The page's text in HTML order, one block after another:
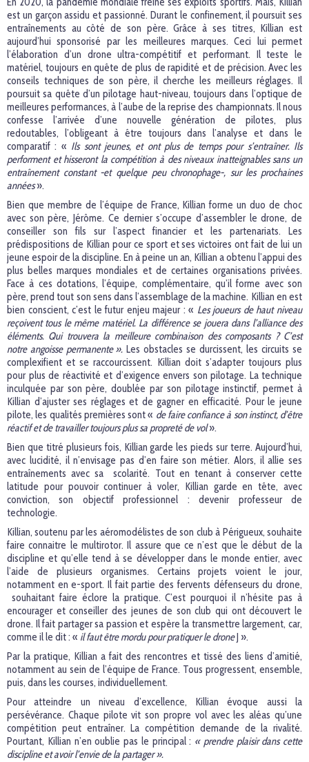
est un garçon assidu et passionné. Durant le confinement, il poursuit ses
entraînements au côté de son père. Grâce à ses titres, Killian est
aujourd’hui sponsorisé par les meilleures marques. Ceci lui permet
l’élaboration d’un drone ultra-compétitif et performant. Il teste le
matériel, toujours en quête de plus de rapidité et de précision. Avec les
conseils techniques de son père, il cherche les meilleurs réglages. Il
poursuit sa quête d’un pilotage haut-niveau, toujours dans l’optique de
meilleures performances, à l’aube de la reprise des championnats. Il nous
confesse l’arrivée d’une nouvelle génération de pilotes, plus
redoutables, l’obligeant à être toujours dans l’analyse et dans le
comparatif : « Ils sont jeunes, et ont plus de temps pour s’entraîner. Ils
performent et hisseront la compétition à des niveaux inatteignables sans un
entraînement constant -et quelque peu chronophage-, sur les prochaines
années».
Bien que membre de l’équipe de France, Killian forme un duo de choc
avec son père, Jérôme. Ce dernier s’occupe d’assembler le drone, de
conseiller son fils sur l’aspect financier et les partenariats. Les
prédispositions de Killian pour ce sport et ses victoires ont fait de lui un
jeune espoir de la discipline. En à peine un an, Killian a obtenu l’appui des
plus belles marques mondiales et de certaines organisations privées.
Face à ces dotations, l’équipe, complémentaire, qu’il forme avec son
père, prend tout son sens dans l’assemblage de la machine. Killian en est
bien conscient, c’est le futur enjeu majeur : « Les joueurs de haut niveau
reçoivent tous le même matériel. La différence se jouera dans l’alliance des
éléments. Qui trouvera la meilleure combinaison des composants ? C’est
notre angoisse permanente ». Les obstacles se durcissent, les circuits se
complexifient et se raccourcissent. Killian doit s’adapter toujours plus
pour plus de réactivité et d’exigence envers son pilotage. La technique
inculquée par son père, doublée par son pilotage instinctif, permet à
Killian d’ajuster ses réglages et de gagner en efficacité. Pour le jeune
pilote, les qualités premières sont « de faire confiance à son instinct, d’être
réactif et de travailler toujours plus sa propreté de vol».
Bien que titré plusieurs fois, Killian garde les pieds sur terre. Aujourd’hui,
avec lucidité, il n’envisage pas d’en faire son métier. Alors, il allie ses
entraînements avec sa scolarité. Tout en tenant à conserver cette
latitude pour pouvoir continuer à voler, Killian garde en tête, avec
conviction, son objectif professionnel : devenir professeur de
technologie.
Killian, soutenu par les aéromodélistes de son club à Périgueux, souhaite
faire connaitre le multirotor. Il assure que ce n’est que le début de la
discipline et qu’elle tend à se développer dans le monde entier, avec
l’aide de plusieurs organismes. Certains projets voient le jour,
notamment en e-sport. Il fait partie des fervents défenseurs du drone,
souhaitant faire éclore la pratique. C’est pourquoi il n’hésite pas à
encourager et conseiller des jeunes de son club qui ont découvert le
drone. Il fait partager sa passion et espère la transmettre largement, car,
comme il le dit : « il faut être mordu pour pratiquer le droneJ ».
Par la pratique, Killian a fait des rencontres et tissé des liens d’amitié,
notamment au sein de l’équipe de France. Tous progressent, ensemble,
puis, dans les courses, individuellement.
Pour atteindre un niveau d’excellence, Killian évoque aussi la
persévérance. Chaque pilote vit son propre vol avec les aléas qu’une
compétition peut entraîner. La compétition demande de la rivalité.
Pourtant, Killian n’en oublie pas le principal : « prendre plaisir dans cette
discipline et avoir l’envie de la partager ».